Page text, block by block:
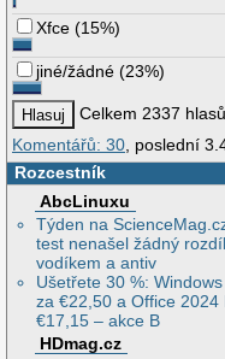
Xfce (15%)
jiné/žádné (23%)
Celkem 2337 hlasů
Komentářů: 30 , poslední
Rozcestník
AbcLinuxu
Týden na
test nenašel žádný
vodíkem a antiv
Ušetřete 30 %:
za €22,50 a Office 2024
€17,15 – akce B
HDmag.cz